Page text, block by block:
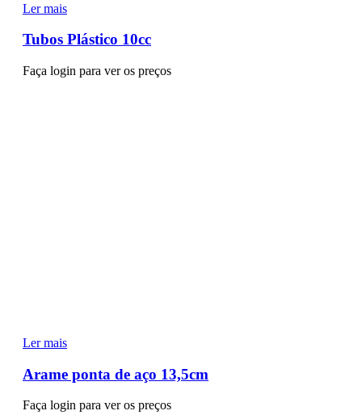
Ler mais
Tubos Plástico 10cc
Faça login para ver os preços
Ler mais
Arame ponta de aço 13,5cm
Faça login para ver os preços